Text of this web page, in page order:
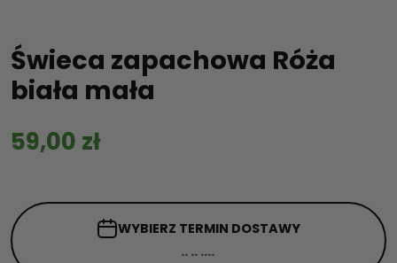
Świeca zapachowa Róża
biała mała
59,00 zł
WYBIERZ TERMIN DOSTAWY